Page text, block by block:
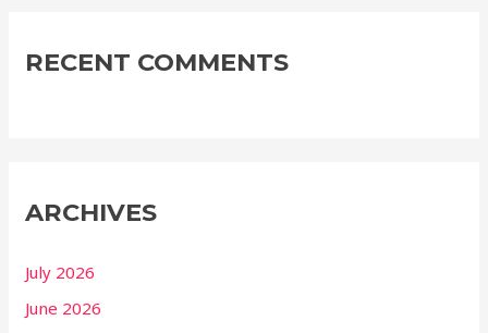
RECENT COMMENTS
ARCHIVES
July 2026
June 2026